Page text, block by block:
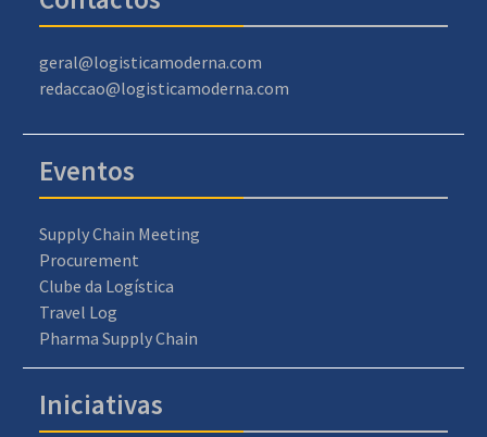
geral@logisticamoderna.com
redaccao@logisticamoderna.com
Eventos
Supply Chain Meeting
Procurement
Clube da Logística
Travel Log
Pharma Supply Chain
Iniciativas